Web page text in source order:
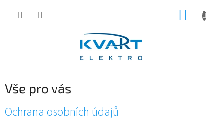
Vše pro vás
V
Ochrana osobních údajů